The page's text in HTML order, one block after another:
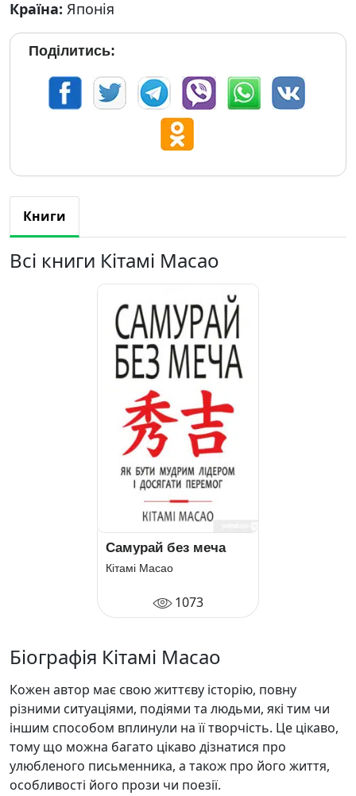
Країна: Японія
Поділитись:
Книги
Всі книги Кітамі Масао
Самурай без меча
Кітамі Масао
1073
Біографія Кітамі Масао
Кожен автор має свою життєву історію, повну
різними ситуаціями, подіями та людьми, які тим чи
іншим способом вплинули на її творчість. Це цікаво,
тому що можна багато цікаво дізнатися про
улюбленого письменника, а також про його життя,
особливості його прози чи поезії.